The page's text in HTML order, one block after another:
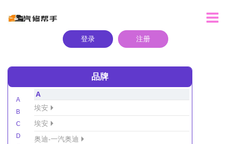
登录 注册
品牌
A
B
C
D
A
埃安
埃安
奥迪-一汽奥迪